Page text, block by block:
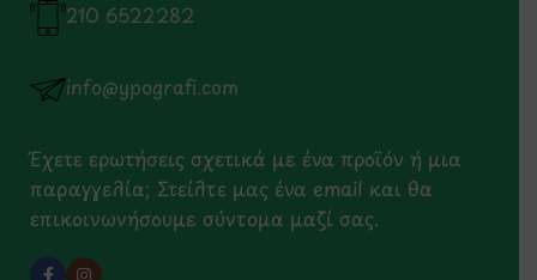
210 6522282
info@ypografi.com
Έχετε ερωτήσεις σχετικά με ένα προϊόν ή μια
παραγγελία; Στείλτε μας ένα email και θα
επικοινωνήσουμε σύντομα μαζί σας.